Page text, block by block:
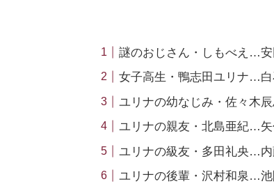
謎のおじさん・しもべえ…
女子高生・鴨志田ユリナ…白
ユリナの幼なじみ・佐々木
ユリナの親友・北島亜紀…矢
ユリナの級友・多田礼央…
ユリナの後輩・沢村和泉…